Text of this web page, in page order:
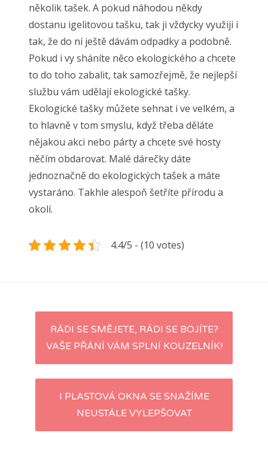
několik tašek. A pokud náhodou někdy
dostanu igelitovou tašku, tak ji vždycky využiji i
tak, že do ní ještě dávám odpadky a podobně.
Pokud i vy sháníte něco ekologického a chcete
to do toho zabalit, tak samozřejmě, že nejlepší
službu vám udělají ekologické tašky.
Ekologické tašky můžete sehnat i ve velkém, a
to hlavně v tom smyslu, když třeba děláte
nějakou akci nebo párty a chcete své hosty
něčím obdarovat. Malé dárečky dáte
jednoznačně do ekologických tašek a máte
vystaráno. Takhle alespoň šetříte přírodu a
okolí.
4.4/5 - (10 votes)
Navigace
pro
příspěvky
RÁDI SE SMĚJETE, RÁDI SE BOJÍTE?
VAŠE PŘÁNÍ VÁM SPLNÍ KOUZELNÍK!
I PLASTOVÁ OKNA SE SNAŽÍME
NEUSTÁLE VYLEPŠOVAT